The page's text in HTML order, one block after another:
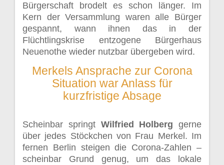
Bürgerschaft brodelt es schon länger. Im
Kern der Versammlung waren alle Bürger
gespannt, wann ihnen das in der
Flüchtlingskrise entzogene Bürgerhaus
Neuenothe wieder nutzbar übergeben wird.
Merkels Ansprache zur Corona
Situation war Anlass für
kurzfristige Absage
Scheinbar springt Wilfried Holberg gerne
über jedes Stöckchen von Frau Merkel. Im
fernen Berlin steigen die Corona-Zahlen –
scheinbar Grund genug, um das lokale